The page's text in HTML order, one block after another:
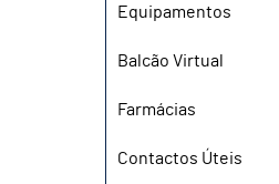
Equipamentos
Balcão Virtual
Farmácias
Contactos Úteis